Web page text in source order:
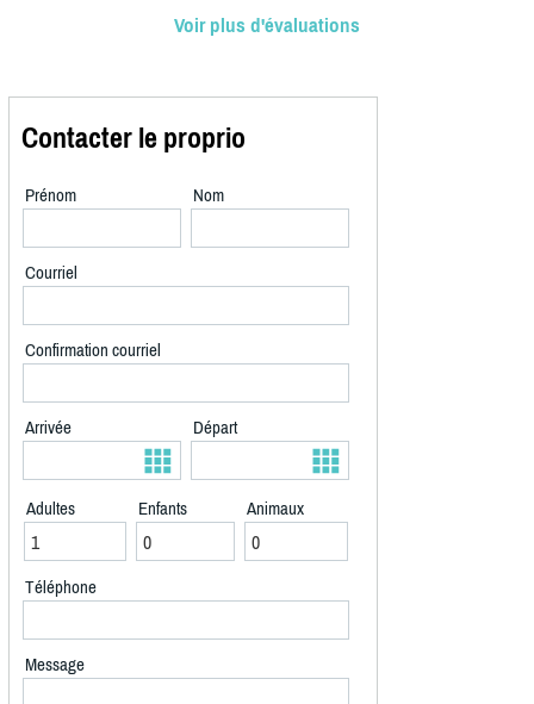
Voir plus d'évaluations
Contacter le proprio
Prénom Nom
Courriel
Confirmation courriel
Arrivée Départ
Adultes Enfants Animaux
Téléphone
Message